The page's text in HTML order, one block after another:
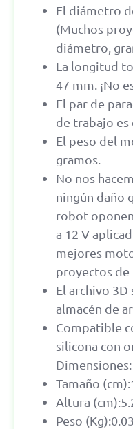
El diámetro
(Muchos
diámetro,
La longitud
47 mm. ¡No
El par de
de trabajo es
El peso del
gramos.
No nos
ningún daño
robot
a 12 V
mejores
proyectos de
El archivo
almacén de
Compatible
silicona con
Dimensiones:
Tamaño
Altura
Peso (Kg):0.03